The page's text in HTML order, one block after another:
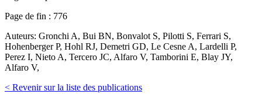
Page de fin : 776
Auteurs: Gronchi A, Bui BN, Bonvalot S, Pilotti S, Ferrari S,
Hohenberger P, Hohl RJ, Demetri GD, Le Cesne A, Lardelli P,
Perez I, Nieto A, Tercero JC, Alfaro V, Tamborini E, Blay JY,
Alfaro V,
< Revenir sur la liste des publications